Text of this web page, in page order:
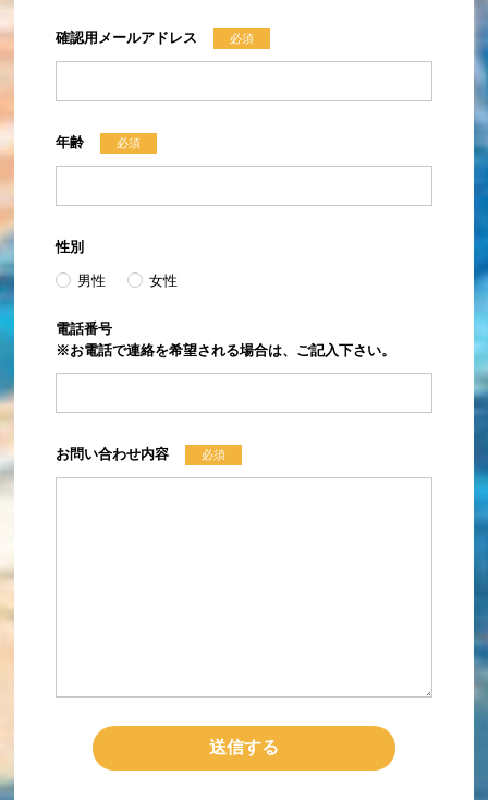
確認用メールアドレス 必須
年齢 必須
性別
男性 女性
電話番号
※お電話で連絡を希望される場合は、ご記入下さい。
お問い合わせ内容 必須
送信する